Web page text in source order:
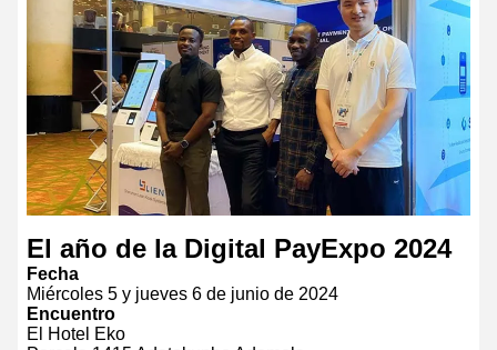
El año de la Digital PayExpo 2024
Fecha
Miércoles 5 y jueves 6 de junio de 2024
Encuentro
El Hotel Eko